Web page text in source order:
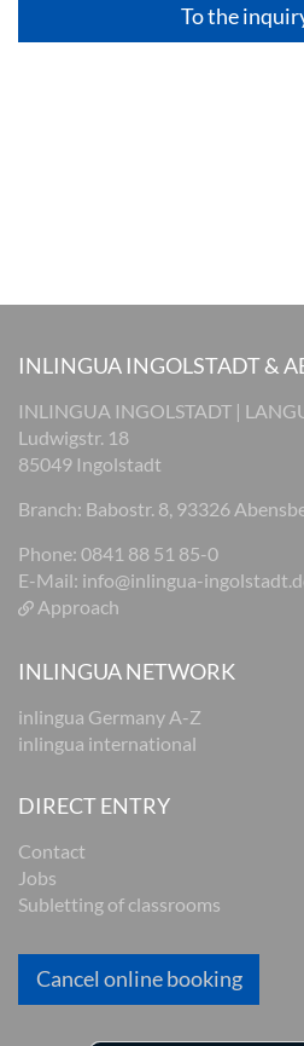
To the
INLINGUA INGOLSTADT &
INLINGUA INGOLSTADT |
Ludwigstr. 18
85049 Ingolstadt
Branch: Babostr. 8, 93326
Phone: 0841 88 51 85-0
E-Mail: info@inlingua-
Approach
INLINGUA NETWORK
inlingua Germany A-Z
inlingua international
DIRECT ENTRY
Contact
Jobs
Subletting of classrooms
Cancel online booking